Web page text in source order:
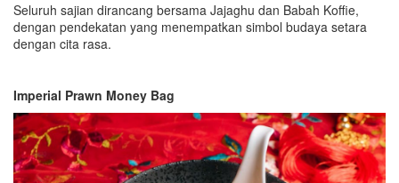
Seluruh sajian dirancang bersama Jajaghu dan Babah Koffie,
dengan pendekatan yang menempatkan simbol budaya setara
dengan cita rasa.
Imperial Prawn Money Bag